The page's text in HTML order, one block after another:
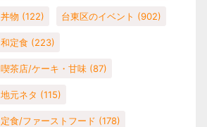
丼物 (122) 台東区のイベント (902)
和定食 (223)
喫茶店/ケーキ・甘味 (87)
地元ネタ (115)
定食/ファーストフード (178)